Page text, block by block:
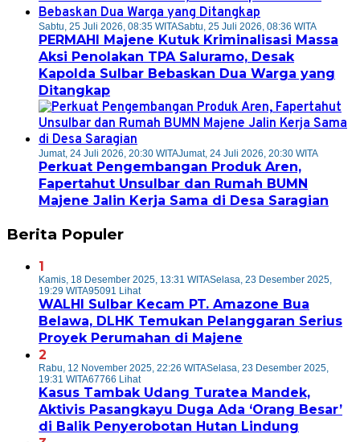
Sabtu, 25 Juli 2026, 08:35 WITASabtu, 25 Juli 2026, 08:36 WITA
PERMAHI Majene Kutuk Kriminalisasi Massa
Aksi Penolakan TPA Saluramo, Desak
Kapolda Sulbar Bebaskan Dua Warga yang
Ditangkap
Jumat, 24 Juli 2026, 20:30 WITAJumat, 24 Juli 2026, 20:30 WITA
Perkuat Pengembangan Produk Aren,
Fapertahut Unsulbar dan Rumah BUMN
Majene Jalin Kerja Sama di Desa Saragian
Berita Populer
1
Kamis, 18 Desember 2025, 13:31 WITASelasa, 23 Desember 2025,
19:29 WITA95091 Lihat
WALHI Sulbar Kecam PT. Amazone Bua
Belawa, DLHK Temukan Pelanggaran Serius
Proyek Perumahan di Majene
2
Rabu, 12 November 2025, 22:26 WITASelasa, 23 Desember 2025,
19:31 WITA67766 Lihat
Kasus Tambak Udang Turatea Mandek,
Aktivis Pasangkayu Duga Ada ‘Orang Besar’
di Balik Penyerobotan Hutan Lindung